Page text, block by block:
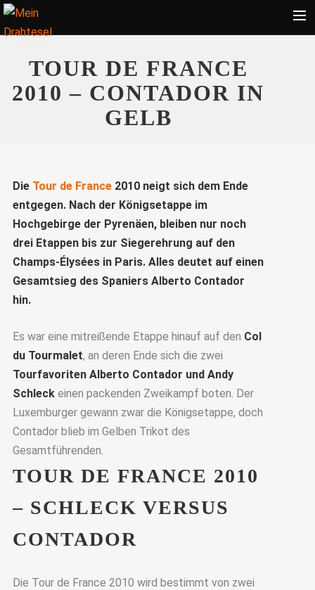
Ratgeber
Suche
TOUR DE FRANCE
2010 – CONTADOR IN
GELB
Die Tour de France2010 neigt sich dem Ende
entgegen. Nach der Königsetappe im
Hochgebirge der Pyrenäen, bleiben nur noch
drei Etappen bis zur Siegerehrung auf den
Champs-Élysées in Paris. Alles deutet auf einen
Gesamtsieg des Spaniers Alberto Contador
hin.
Es war eine mitreißende Etappe hinauf auf den Col
du Tourmalet, an deren Ende sich die zwei
Tourfavoriten Alberto Contador und Andy
Schleckeinen packenden Zweikampf boten. Der
Luxemburger gewann zwar die Königsetappe, doch
Contador blieb im Gelben Trikot des
Gesamtführenden.
TOUR DE FRANCE 2010
– SCHLECK VERSUS
CONTADOR
Die Tour de France 2010 wird bestimmt von zwei